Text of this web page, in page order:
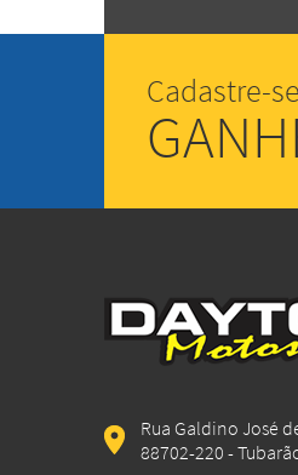
Cadastre-
Rua Galdino José
88702-220 -